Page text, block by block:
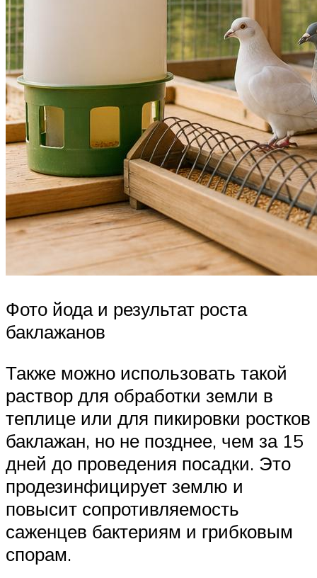
Фото йода и результат роста
баклажанов
Также можно использовать такой
раствор для обработки земли в
теплице или для пикировки ростков
баклажан, но не позднее, чем за 15
дней до проведения посадки. Это
продезинфицирует землю и
повысит сопротивляемость
саженцев бактериям и грибковым
спорам.